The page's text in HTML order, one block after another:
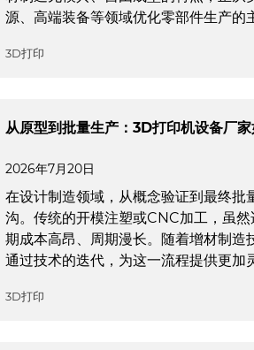
源、高端装备等领域优化零部件生产的
3D打印
从原型到批量生产：3D打印机设备厂
2026年7月20日
在设计制造领域，从概念验证到最终批
沟。传统的开模注塑或CNC加工，虽
期成本高昂、周期漫长。随着增材制
通过技术的迭代，为这一流程提供更加
3D打印